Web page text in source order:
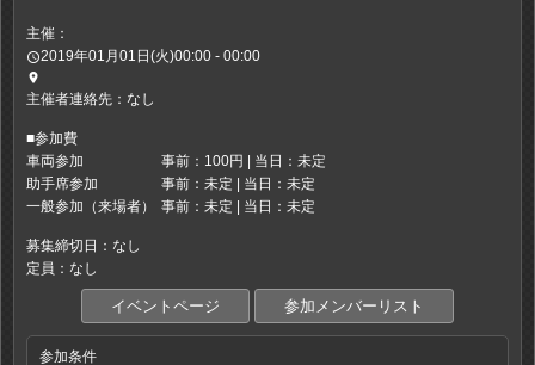
主催：
access_time2019年01月01日(火)00:00 - 00:00
place
主催者連絡先：なし
■参加費
車両参加
事前：100円 | 当日：未定
助手席参加
事前：未定 | 当日：未定
一般参加（来場者）
事前：未定 | 当日：未定
募集締切日：なし
定員：なし
イベントページ 参加メンバーリスト
参加条件